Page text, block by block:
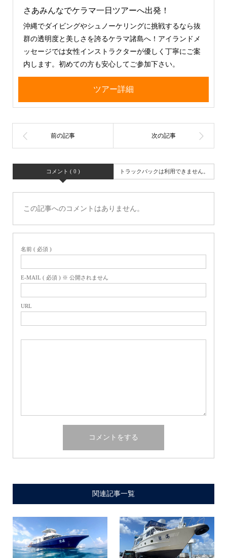
さあみんなでケラマ一日ツアーへ出発！
沖縄でダイビングやシュノーケリングに挑戦するなら抜
群の透明度と美しさを誇るケラマ諸島へ！アイランドメ
ッセージでは女性インストラクターが優しく丁寧にご案
内します。初めての方も安心してご参加下さい。
ツアー詳細
コメント ( 0 ) トラックバックは利用できません。
この記事へのコメントはありません。
名前 ( 必須 )
E-MAIL ( 必須 ) ※ 公開されません
URL
関連記事一覧